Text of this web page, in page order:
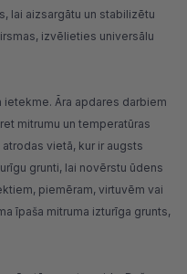
lai aizsargātu un stabilizētu
izvēlieties universālu
Āra apdares darbiem
mitrumu un temperatūras
vietā, kur ir augsts
grunti, lai novērstu ūdens
piemēram, virtuvēm vai
īpaša mitruma izturīga grunts,